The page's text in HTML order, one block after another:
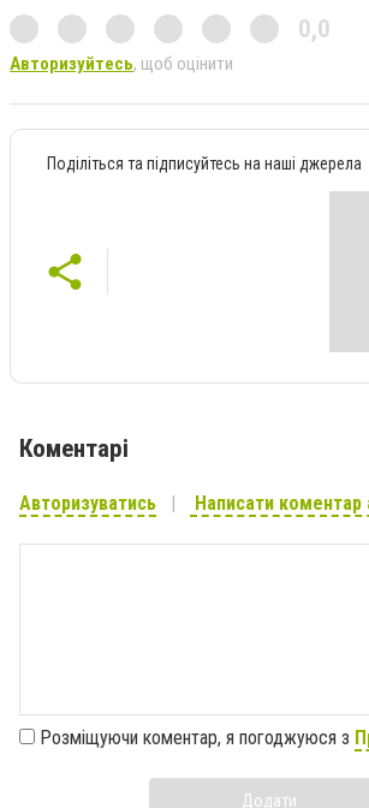
0,0
Авторизуйтесь, щоб оцінити
Поділіться та підписуйтесь на наші джерела
Коментарі
Авторизуватись Написати коментар
Розміщуючи коментар, я погоджуюся з
Додати